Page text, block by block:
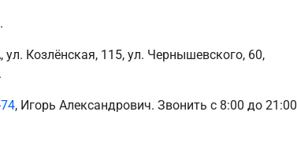
Козлёнская, 115, ул. Чернышевского, 60,
, Игорь Александрович. Звонить с 8:00 до 21:00